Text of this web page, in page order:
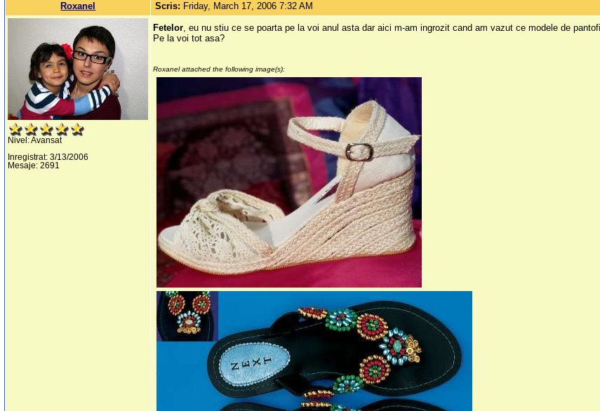
Roxanel Scris: Friday, March 17, 2006 7:32 AM
Nivel: Avansat
Inregistrat: 3/13/2006
Mesaje: 2691
Fetelor, eu nu stiu ce se poarta pe la voi anul asta dar aici m-am ingrozit cand am vazut ce modele de
Pe la voi tot asa?
Roxanel attached the following image(s):